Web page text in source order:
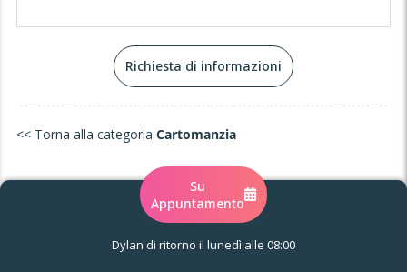
Richiesta di informazioni
<< Torna alla categoria Cartomanzia
Su
Appuntamento
Dylan di ritorno il lunedì alle 08:00